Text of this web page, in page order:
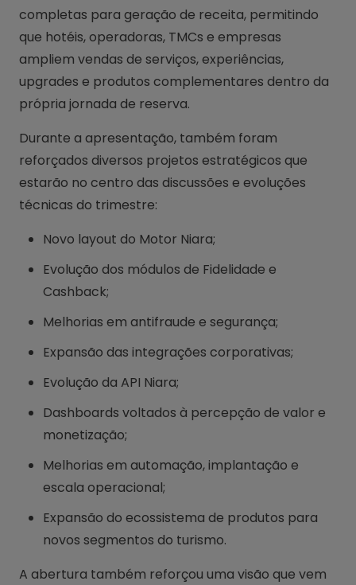
completas para geração de receita, permitindo
que hotéis, operadoras, TMCs e empresas
ampliem vendas de serviços, experiências,
upgrades e produtos complementares dentro da
própria jornada de reserva.
Durante a apresentação, também foram
reforçados diversos projetos estratégicos que
estarão no centro das discussões e evoluções
técnicas do trimestre:
Novo layout do Motor Niara;
Evolução dos módulos de Fidelidade e
Cashback;
Melhorias em antifraude e segurança;
Expansão das integrações corporativas;
Evolução da API Niara;
Dashboards voltados à percepção de valor e
monetização;
Melhorias em automação, implantação e
escala operacional;
Expansão do ecossistema de produtos para
novos segmentos do turismo.
A abertura também reforçou uma visão que vem